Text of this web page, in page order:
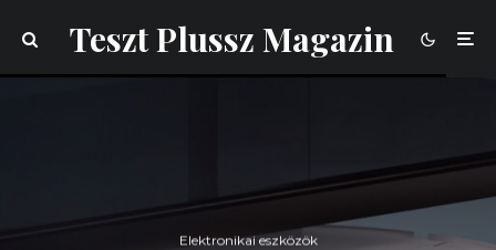
Teszt Plussz Magazin
Elektronikai eszközök